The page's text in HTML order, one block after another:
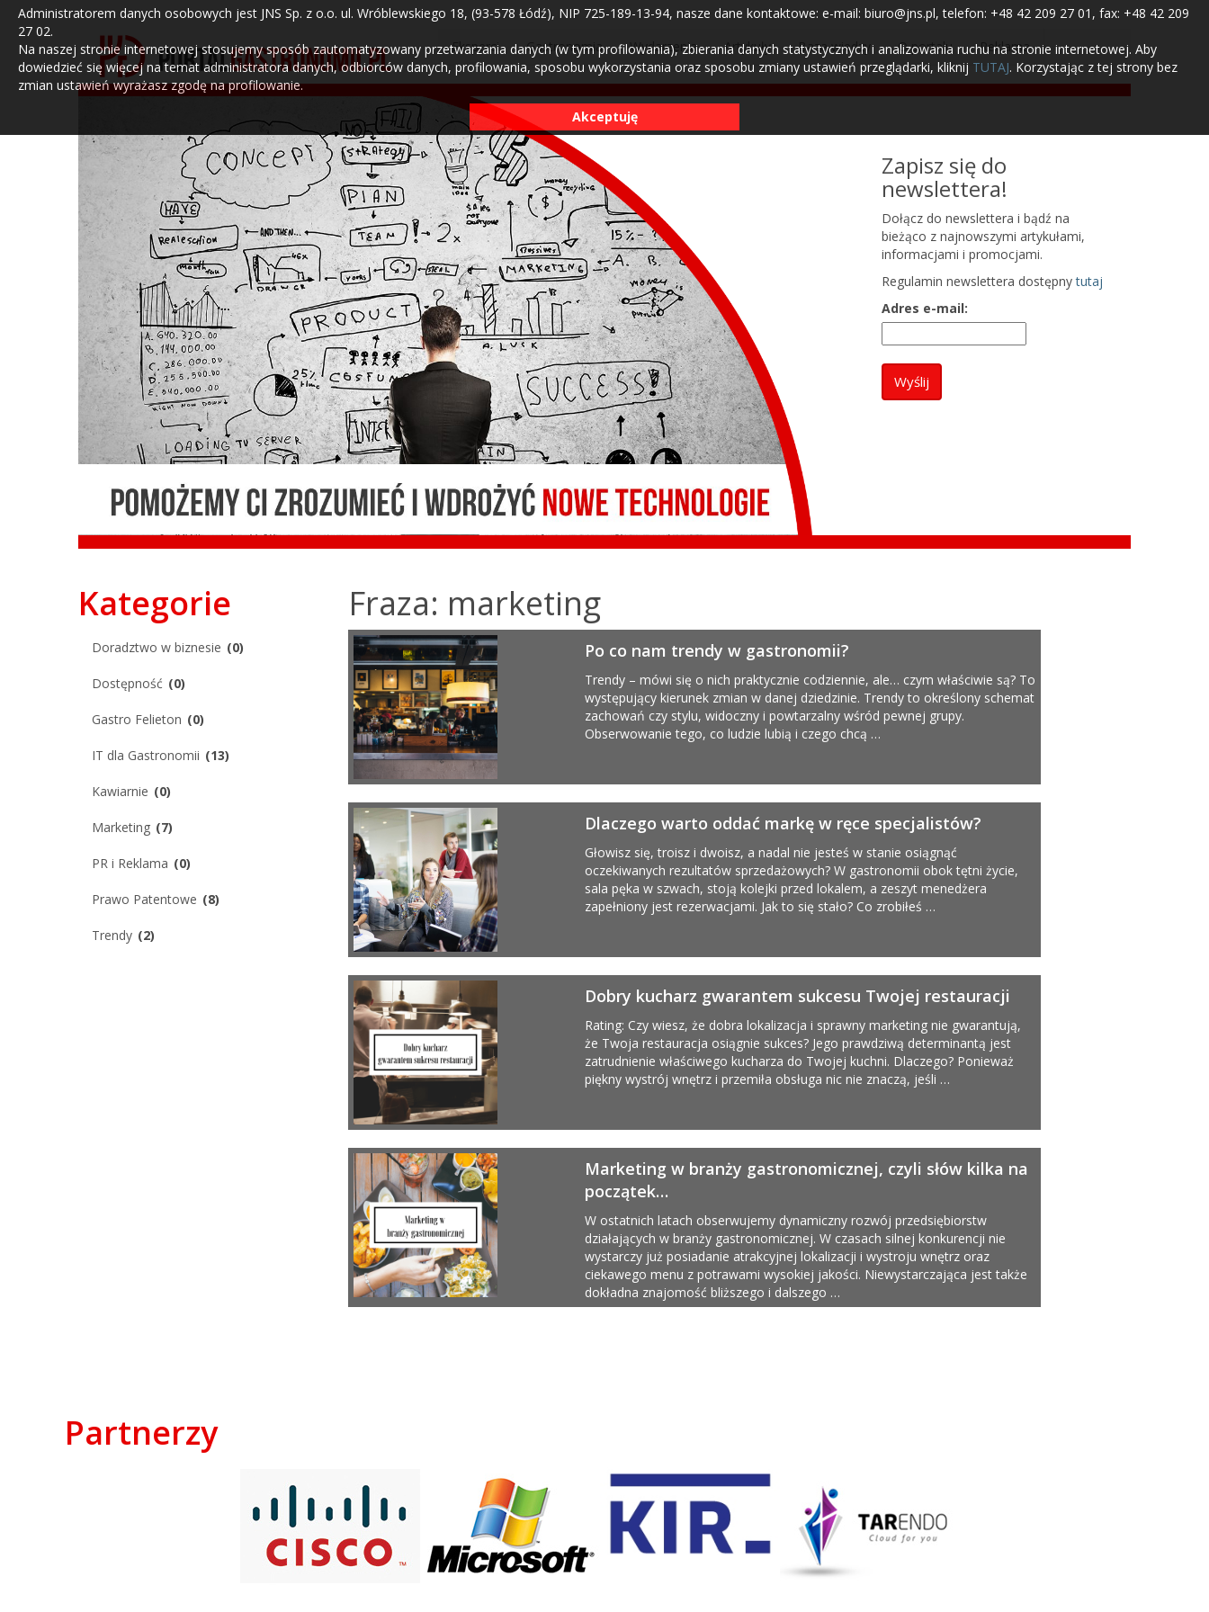
Administratorem danych osobowych jest JNS Sp. z o.o. ul. Wróblewskiego 18, (93-578 Łódź), NIP 725-189-13-94, nasze dane kontaktowe: e-mail: biuro@jns.pl, telefon: +48 42 209 27 01, fax: +48 42 209
27 02.
Na naszej stronie internetowej stosujemy sposób zautomatyzowany przetwarzania danych (w tym profilowania), zbierania danych statystycznych i analizowania ruchu na stronie internetowej. Aby
dowiedzieć się więcej na temat administratora danych, odbiorców danych, profilowania, sposobu wykorzystania oraz sposobu zmiany ustawień przeglądarki, kliknij TUTAJ. Korzystając z tej strony bez
zmian ustawień wyrażasz zgodę na profilowanie.
Akceptuję
Eksperci Gastronomia Wydarzenia Artykuły Baza wiedzy O portalu Reklama
Zapisz się do
newslettera!
Dołącz do newslettera i bądź na
bieżąco z najnowszymi artykułami,
informacjami i promocjami.
Regulamin newslettera dostępnytutaj
Adres e-mail:
Portal
Gastronomii
Kategorie
Doradztwo w biznesie (0)
Dostępność (0)
Gastro Felieton (0)
IT dla Gastronomii (13)
Kawiarnie (0)
Marketing (7)
PR i Reklama (0)
Prawo Patentowe (8)
Trendy (2)
Fraza: marketing
Po co nam trendy w gastronomii?
Trendy – mówi się o nich praktycznie codziennie, ale… czym właściwie są? To
występujący kierunek zmian w danej dziedzinie. Trendy to określony schemat
zachowań czy stylu, widoczny i powtarzalny wśród pewnej grupy.
Obserwowanie tego, co ludzie lubią i czego chcą …
Dlaczego warto oddać markę w ręce specjalistów?
Głowisz się, troisz i dwoisz, a nadal nie jesteś w stanie osiągnąć
oczekiwanych rezultatów sprzedażowych? W gastronomii obok tętni życie,
sala pęka w szwach, stoją kolejki przed lokalem, a zeszyt menedżera
zapełniony jest rezerwacjami. Jak to się stało? Co zrobiłeś …
Dobry kucharz gwarantem sukcesu Twojej restauracji
Rating: Czy wiesz, że dobra lokalizacja i sprawny marketing nie gwarantują,
że Twoja restauracja osiągnie sukces? Jego prawdziwą determinantą jest
zatrudnienie właściwego kucharza do Twojej kuchni. Dlaczego? Ponieważ
piękny wystrój wnętrz i przemiła obsługa nic nie znaczą, jeśli …
Marketing w branży gastronomicznej, czyli słów kilka na
początek…
W ostatnich latach obserwujemy dynamiczny rozwój przedsiębiorstw
działających w branży gastronomicznej. W czasach silnej konkurencji nie
wystarczy już posiadanie atrakcyjnej lokalizacji i wystroju wnętrz oraz
ciekawego menu z potrawami wysokiej jakości. Niewystarczająca jest także
dokładna znajomość bliższego i dalszego …
Partnerzy